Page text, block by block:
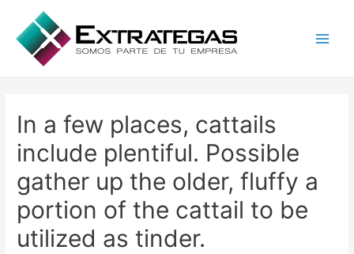
In a few places, cattails
include plentiful. Possible
gather up the older, fluffy a
portion of the cattail to be
utilized as tinder.